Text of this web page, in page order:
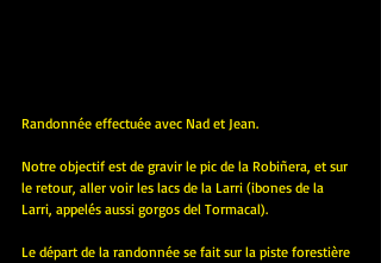
Randonnée effectuée avec Nad et Jean.
Notre objectif est de gravir le pic de la Robiñera, et sur
le retour, aller voir les lacs de la Larri (ibones de la
Larri, appelés aussi gorgos del Tormacal).
Le départ de la randonnée se fait sur la piste forestière